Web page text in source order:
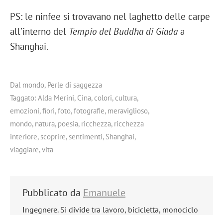
PS: le ninfee si trovavano nel laghetto delle carpe
all’interno del Tempio del Buddha di Giada a
Shanghai.
Dal mondo, Perle di saggezza
Taggato: Alda Merini, Cina,colori,cultura,
emozioni,fiori,foto,fotografie, meraviglioso,
mondo, natura, poesia, ricchezza, ricchezza
interiore, scoprire, sentimenti, Shanghai,
viaggiare,vita
Pubblicato da Emanuele
Ingegnere. Si divide tra lavoro, bicicletta, monociclo